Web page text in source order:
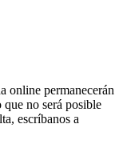
online permanecerán
que no será posible
escríbanos a